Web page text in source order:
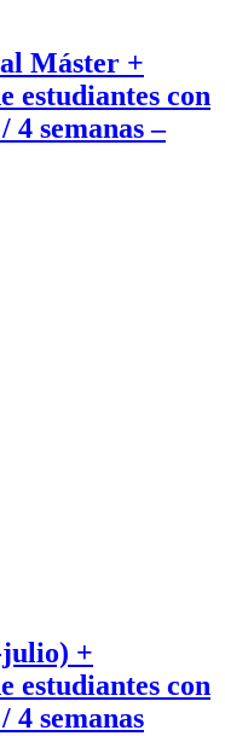
Máster +
estudiantes con
semanas –
julio) +
estudiantes con
semanas